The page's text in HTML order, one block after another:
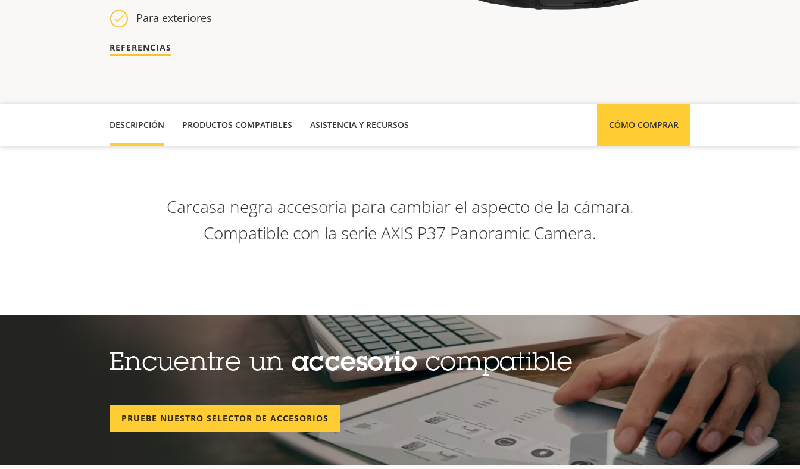
Para exteriores
REFERENCIAS
DESCRIPCIÓN PRODUCTOS COMPATIBLES CÓMO COMPRAR
ASISTENCIA Y RECURSOS
Carcasa negra accesoria para cambiar el aspecto de la cámara.
Compatible con la serie AXIS P37 Panoramic Camera.
Encuentre un accesoriocompatible
PRUEBE NUESTRO SELECTOR DE ACCESORIOS